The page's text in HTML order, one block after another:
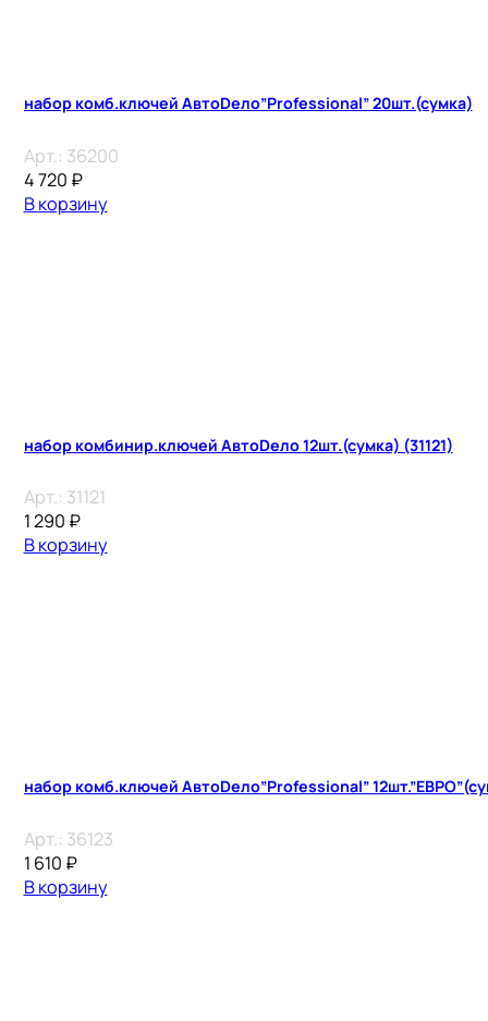
набор комб.ключей АвтоDело”Professional” 20шт.(сумка)
Арт.: 36200
4 720 ₽
В корзину
набор комбинир.ключей АвтоDело 12шт.(сумка) (31121)
Арт.: 31121
1 290 ₽
В корзину
набор комб.ключей АвтоDело”Professional”
Арт.: 36123
1 610 ₽
В корзину